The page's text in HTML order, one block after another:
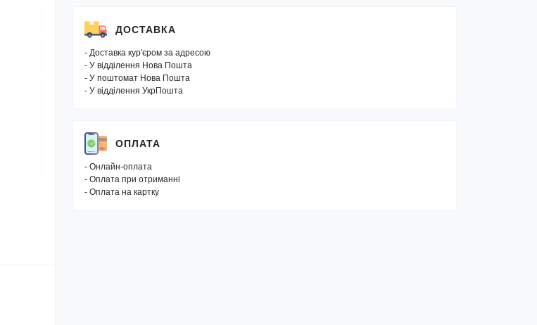
ДОСТАВКА
- Доставка кур'єром за адресою
- У відділення Нова Пошта
- У поштомат Нова Пошта
- У відділення УкрПошта
ОПЛАТА
- Онлайн-оплата
- Оплата при отриманні
- Оплата на картку